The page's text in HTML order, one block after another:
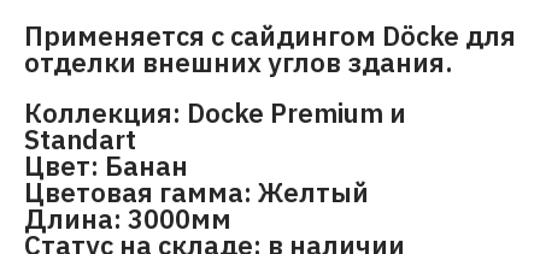
Применяется с сайдингом Döcke для
отделки внешних углов здания.
Коллекция: Docke Premium и
Standart
Цвет: Банан
Цветовая гамма: Желтый
Длина: 3000мм
Статус на складе: в наличии